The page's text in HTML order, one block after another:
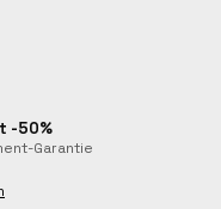
-50%
Garantie